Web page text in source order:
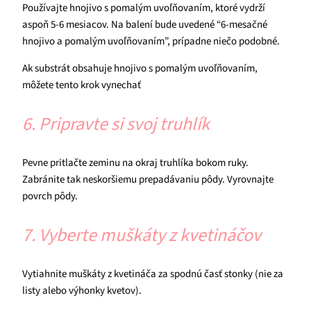
Používajte hnojivo s pomalým uvoľňovaním, ktoré vydrží
aspoň 5-6 mesiacov. Na balení bude uvedené “6-mesačné
hnojivo a pomalým uvoľňovaním”, prípadne niečo podobné.
Ak substrát obsahuje hnojivo s pomalým uvoľňovaním,
môžete tento krok vynechať
6. Pripravte si svoj truhlík
Pevne pritlačte zeminu na okraj truhlíka bokom ruky.
Zabránite tak neskoršiemu prepadávaniu pôdy. Vyrovnajte
povrch pôdy.
7. Vyberte muškáty z kvetináčov
Vytiahnite muškáty z kvetináča za spodnú časť stonky (nie za
listy alebo výhonky kvetov).